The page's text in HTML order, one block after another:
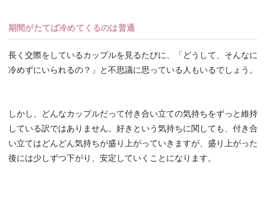
期間がたてば冷めてくるのは普通
長く交際をしているカップルを見るたびに、「どうして、そんなに
冷めずにいられるの？」と不思議に思っている人もいるでしょう。
しかし、どんなカップルだって付き合い立ての気持ちをずっと維持
している訳ではありません。好きという気持ちに関しても、付き合
い立てはどんどん気持ちが盛り上がっていきますが、盛り上がった
後には少しずつ下がり、安定していくことになります。